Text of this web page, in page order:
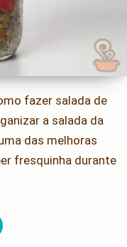
fazer salada de
a salada da
das melhoras
fresquinha durante